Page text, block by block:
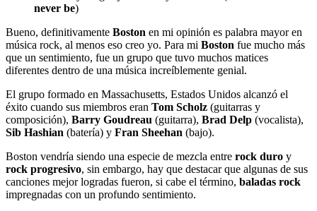
never be)
Bueno, definitivamente Boston en mi opinión es palabra mayor en
música rock, al menos eso creo yo. Para mi Boston fue mucho más
que un sentimiento, fue un grupo que tuvo muchos matices
diferentes dentro de una música increíblemente genial.
El grupo formado en Massachusetts, Estados Unidos alcanzó el
éxito cuando sus miembros eran Tom Scholz (guitarras y
composición), Barry Goudreau (guitarra), Brad Delp (vocalista),
Sib Hashian (batería) y Fran Sheehan (bajo).
Boston vendría siendo una especie de mezcla entre rock duro y
rock progresivo, sin embargo, hay que destacar que algunas de sus
canciones mejor logradas fueron, si cabe el término, baladas rock
impregnadas con un profundo sentimiento.